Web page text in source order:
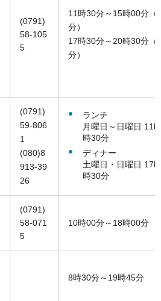
(0791)
58-105
5
11時30分～15時00分（
分）
17時30分～20時30分（
分）
(0791)
59-806
1
(080)8
913-39
26
ランチ
月曜日～日曜日 11
時30分
ディナー
土曜日・日曜日 17
時30分
(0791)
58-071
5
10時00分～18時00分
8時30分～19時45分